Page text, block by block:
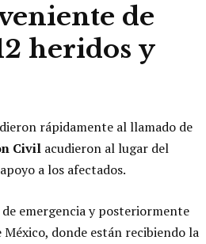
de
heridos y
rápidamente al llamado de
Civil acudieron al lugar del
a los afectados.
emergencia y posteriormente
México, donde están recibiendo la